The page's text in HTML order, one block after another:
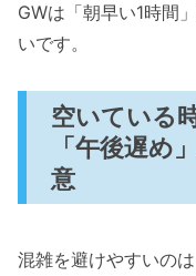
GWは「朝早い1時間
いです。
空いている
「午後遅め
意
混雑を避けやすいの